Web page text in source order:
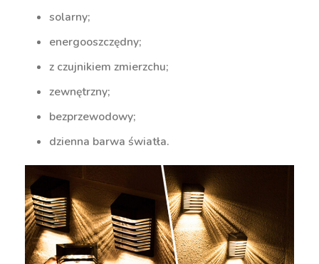
solarny;
energooszczędny;
z czujnikiem zmierzchu;
zewnętrzny;
bezprzewodowy;
dzienna barwa światła.